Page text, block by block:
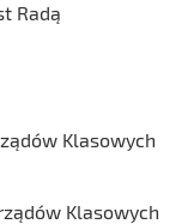
Radą
Klasowych
Klasowych